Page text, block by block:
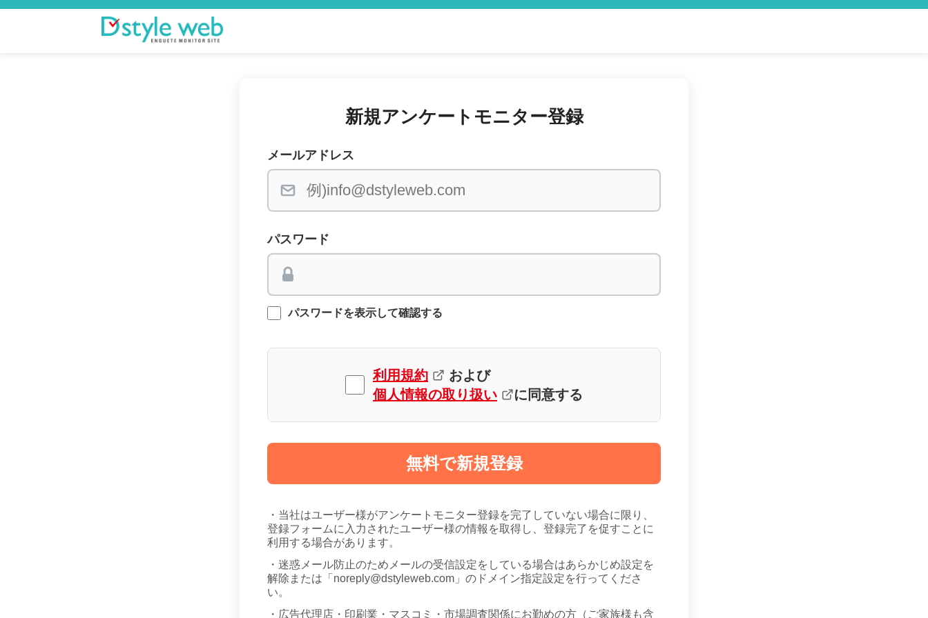
新規アンケートモニター登録
メールアドレス
パスワード
パスワードを表示して確認する
利用規約
および
個人情報の取り扱い
に同意する
無料で新規登録
・当社はユーザー様がアンケートモニター登録を完了していない場合に限り、
登録フォームに入力されたユーザー様の情報を取得し、登録完了を促すことに
利用する場合があります。
・迷惑メール防止のためメールの受信設定をしている場合はあらかじめ設定を
解除または「noreply@dstyleweb.com」のドメイン指定設定を行ってくださ
い。
・広告代理店・印刷業・マスコミ・市場調査関係にお勤めの方（ご家族様も含